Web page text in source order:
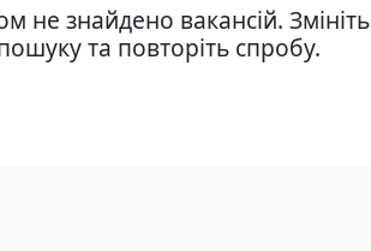
не знайдено вакансій. Змініть
та повторіть спробу.